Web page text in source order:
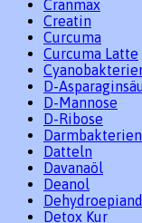
Cranmax
Creatin
Curcuma
Curcuma Latte
D-
D-Mannose
D-Ribose
Darmbakterien
Datteln
Davanaöl
Deanol
Detox Kur